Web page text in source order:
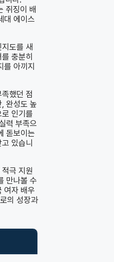
쥐징이 배
대 에이스
도를 새
충분히
아끼지
했던 점
완성도 높
인기를
력 부족으
돋보이는
있습니
극 지원
만나볼 수
여자 배우
의 성장과